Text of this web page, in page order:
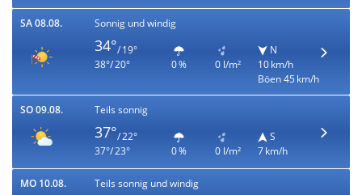
SA 08.08. Sonnig und windig
34°/ 19°
38°/ 20°
0 % 0 l/m²
N
10 km/h
Böen 45 km/h
SO 09.08. Teils sonnig
37°/ 22°
37°/ 23°
0 % 0 l/m²
S
7 km/h
MO 10.08. Teils sonnig und windig